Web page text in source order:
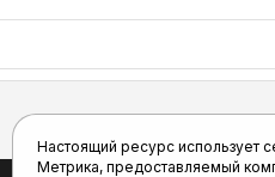
АСН «ТЮМЕНСКАЯ АРЕНА»
Настоящий ресурс использует
Метрика, предоставляемый